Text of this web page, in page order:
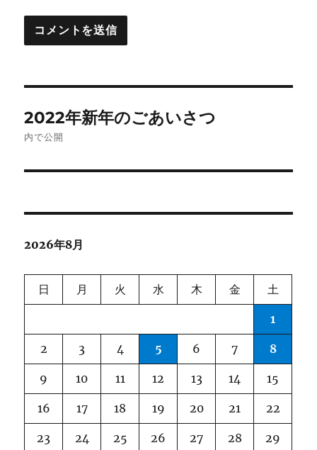
稿
ゲ
ー
シ
ョ
ン
2022年新年のごあいさつ
内で公開
2026年8月
日 月 火 水 木 金 土
1
2 3 4 5 6 7 8
9 10 11 12 13 14 15
16 17 18 19 20 21 22
23 24 25 26 27 28 29